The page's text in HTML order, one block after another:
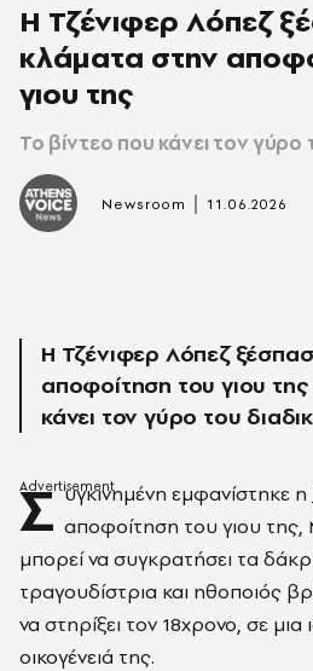
Η Τζένιφερ Λόπεζ
κλάματα στην
γιου της
Το βίντεο που κάνει τον γύρο
Newsroom 11.06.2026
Η Τζένιφερ Λόπεζ
αποφοίτηση του γιου
κάνει τον γύρο του
Σ υγκινημένη εμφανίστηκε η
αποφοίτηση του γιου
μπορεί να συγκρατήσει τα
τραγουδίστρια και ηθοποιός
να στηρίξει τον 18χρονο, σε μια
οικογένειά της.